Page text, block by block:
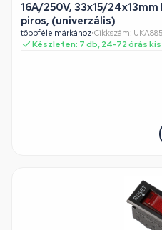
16A/250V, 33x15/
piros, (univerzális)
többféle márkához•Cikkszám: UKA885
Készleten: 7 db, 24-72 órás